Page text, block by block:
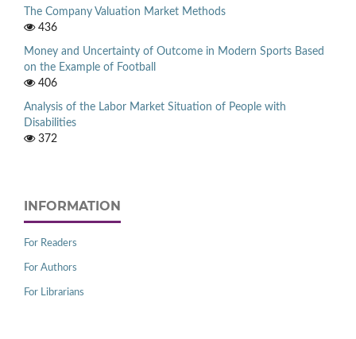
The Company Valuation Market Methods
436
Money and Uncertainty of Outcome in Modern Sports Based
on the Example of Football
406
Analysis of the Labor Market Situation of People with
Disabilities
372
INFORMATION
For Readers
For Authors
For Librarians